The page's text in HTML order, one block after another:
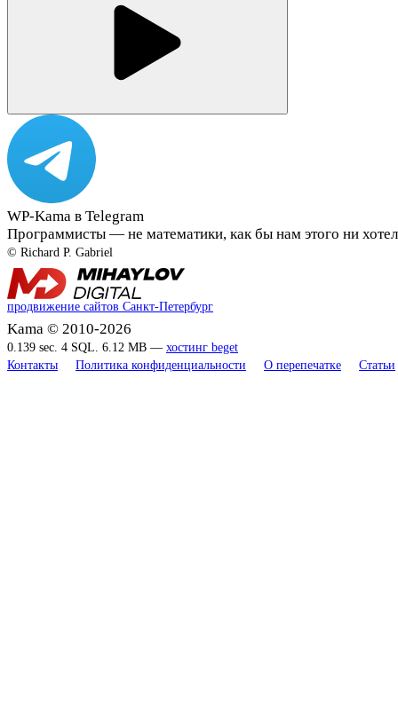
WP-Kama в Telegram
Программисты — не математики, как бы нам этого ни
© Richard P. Gabriel
продвижение сайтов Санкт-Петербург
Kama © 2010-2026
0.139 sec. 4 SQL. 6.12 MB — хостинг beget
Контакты
Политика конфиденциальности О перепечатке Статьи